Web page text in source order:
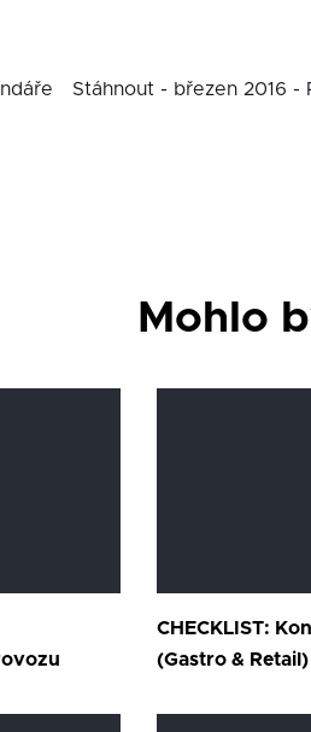
Stáhnout - březen 2016 -
Mohlo
CHECKLIST:
(Gastro & Retail)